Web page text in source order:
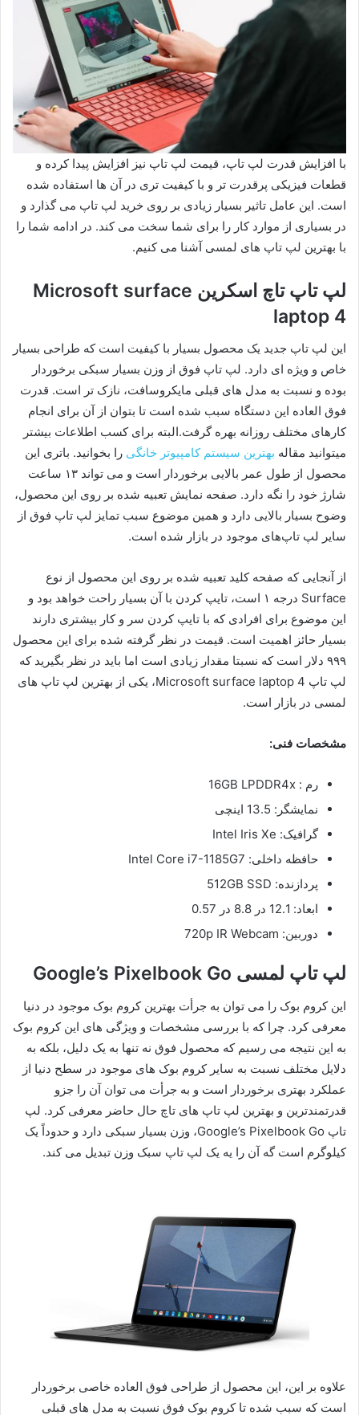
با افزایش قدرت لپ تاپ، قیمت لپ تاپ نیز افزایش پیدا کرده و
قطعات فیزیکی پرقدرت تر و با کیفیت تری در آن ها استفاده شده
است. این عامل تاثیر بسیار زیادی بر روی خرید لپ تاپ می گذارد و
در بسیاری از موارد کار را برای شما سخت می کند. در ادامه شما را
با بهترین لپ تاپ های لمسی آشنا می کنیم.
لپ تاپ تاچ اسکرین Microsoft surface
laptop 4
این لپ ‌تاپ جدید یک محصول بسیار با کیفیت است که طراحی بسیار
خاص و ویژه ای دارد. لپ تاپ فوق از وزن بسیار سبکی برخوردار
بوده و نسبت به مدل های قبلی مایکروسافت، نازک تر است. قدرت
فوق ‌العاده این دستگاه سبب شده است تا بتوان از آن برای انجام
کارهای مختلف روزانه بهره گرفت.البته برای کسب اطلاعات بیشتر
میتوانید مقاله بهترین سیستم کامپیوتر خانگی را بخوانید. باتری این
محصول از طول عمر بالایی برخوردار است و می تواند ۱۳ ساعت
شارژ خود را نگه دارد. صفحه نمایش تعبیه شده بر روی این محصول،
وضوح بسیار بالایی دارد و همین موضوع سبب تمایز لپ ‌تاپ فوق از
سایر لپ ‌تاپ‌های موجود در بازار شده است.
از آنجایی که صفحه کلید تعبیه شده بر روی این محصول از نوع
Surface درجه ۱ است، تایپ کردن با آن بسیار راحت خواهد بود و
این موضوع برای افرادی که با تایپ کردن سر و کار بیشتری دارند
بسیار حائز اهمیت است. قیمت در نظر گرفته شده برای این محصول
۹۹۹ دلار است که نسبتا مقدار زیادی است اما باید در نظر بگیرید که
لپ تاپ Microsoft surface laptop 4، یکی از بهترین لپ تاپ های
لمسی در بازار است.
مشخصات فنی:
رم : 16GB LPDDR4x
نمایشگر: 13.5 اینچی
گرافیک: Intel Iris Xe
حافظه داخلی: Intel Core i7-1185G7
پردازنده: 512GB SSD
ابعاد: 12.1 در 8.8 در 0.57
دوربین: 720p IR Webcam
لپ تاپ لمسی Google’s Pixelbook Go
این کروم بوک را می توان به جرأت بهترین کروم بوک موجود در دنیا
معرفی کرد. چرا که با بررسی مشخصات و ویژگی ‌های این کروم بوک
به این نتیجه می رسیم که محصول فوق نه تنها به یک دلیل، بلکه به
دلایل مختلف نسبت به سایر کروم ‌بوک های موجود در سطح دنیا از
عملکرد بهتری برخوردار است و به جرأت می ‌توان آن را جزو
قدرتمندترین و بهترین لپ تاپ های تاچ حال حاضر معرفی کرد. لپ
تاپ Google’s Pixelbook Go، وزن بسیار سبکی دارد و حدوداً یک
کیلوگرم است گه آن را یه یک لپ تاپ سبک وزن تبدیل می کند.
علاوه بر این، این محصول از طراحی فوق العاده خاصی برخوردار
است که سبب شده تا کروم ‌بوک فوق نسبت به مدل های قبلی